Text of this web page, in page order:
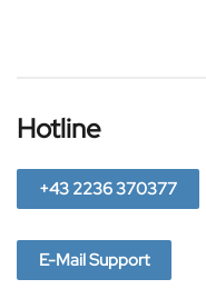
Hotline
+43 2236 370377
E-Mail Support